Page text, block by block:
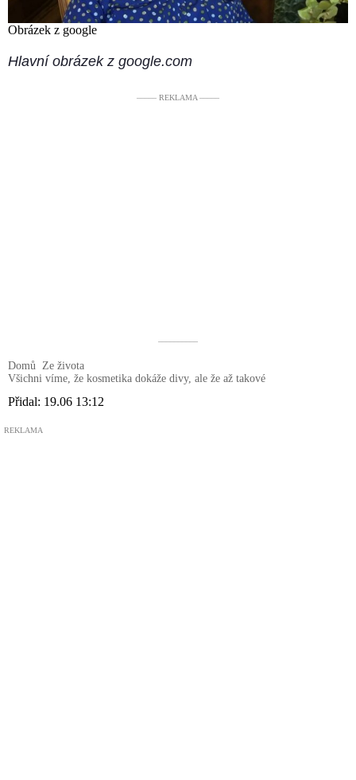
Obrázek z google
Hlavní obrázek z google.com
––––– REKLAMA –––––
––––––––––
Domů
Ze života
Všichni víme, že kosmetika dokáže divy, ale že až takové
Přidal: 19.06 13:12
REKLAMA